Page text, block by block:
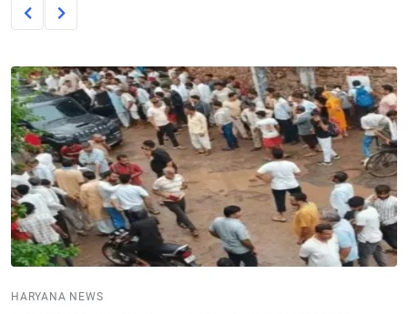
HARYANA NEWS